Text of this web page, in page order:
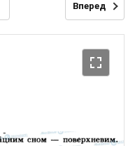
Вперед